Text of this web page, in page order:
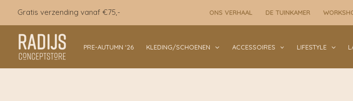
inhoud
Gratis verzending vanaf €75,- ONS VERHAAL DE TUINKAMER
PRE-AUTUMN ‘26 KLEDING/SCHOENEN ACCESSOIRES LIFESTYLE